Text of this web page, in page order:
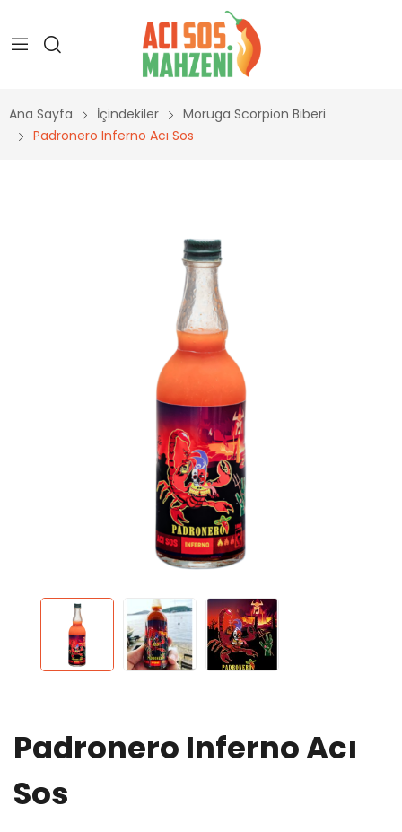
Ana Sayfa İçindekiler
Moruga Scorpion Biberi
Padronero Inferno Acı Sos
Padronero Inferno Acı
Sos